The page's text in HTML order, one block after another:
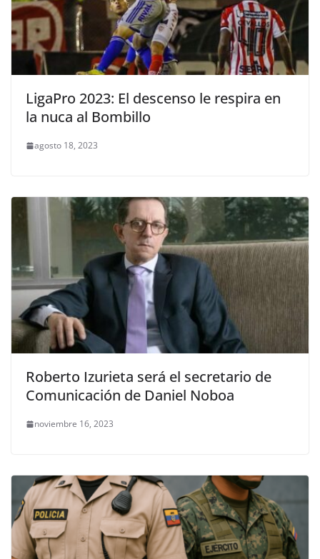
LigaPro 2023: El descenso le respira en
la nuca al Bombillo
agosto 18, 2023
Roberto Izurieta será el secretario de
Comunicación de Daniel Noboa
noviembre 16, 2023